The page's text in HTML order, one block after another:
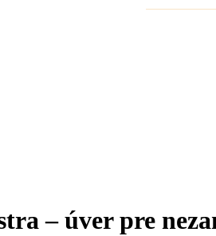
– úver pre